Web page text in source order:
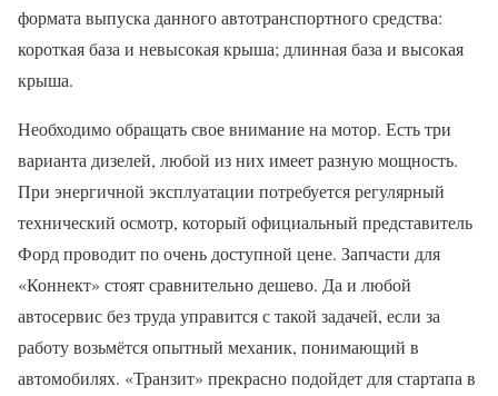
формата выпуска данного автотранспортного средства:
короткая база и невысокая крыша; длинная база и высокая
крыша.
Необходимо обращать свое внимание на мотор. Есть три
варианта дизелей, любой из них имеет разную мощность.
При энергичной эксплуатации потребуется регулярный
технический осмотр, который официальный представитель
Форд проводит по очень доступной цене. Запчасти для
«Коннект» стоят сравнительно дешево. Да и любой
автосервис без труда управится с такой задачей, если за
работу возьмётся опытный механик, понимающий в
автомобилях. «Транзит» прекрасно подойдет для стартапа в